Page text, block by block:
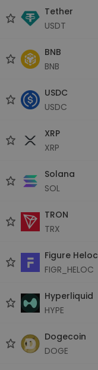
Tether
USDT
BNB
BNB
USDC
USDC
XRP
XRP
Solana
SOL
TRON
TRX
Figure Heloc
FIGR_HELOC
Hyperliquid
HYPE
Dogecoin
DOGE